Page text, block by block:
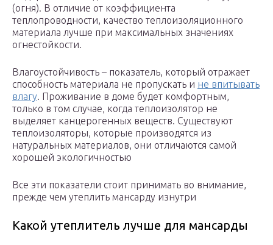
(огня). В отличие от коэффициента
теплопроводности, качество теплоизоляционного
материала лучше при максимальных значениях
огнестойкости.
Влагоустойчивость – показатель, который отражает
способность материала не пропускать и не впитывать
влагу. Проживание в доме будет комфортным,
только в том случае, когда теплоизолятор не
выделяет канцерогенных веществ. Существуют
теплоизоляторы, которые производятся из
натуральных материалов, они отличаются самой
хорошей экологичностью
Все эти показатели стоит принимать во внимание,
прежде чем утеплить мансарду изнутри
Какой утеплитель лучше для мансарды